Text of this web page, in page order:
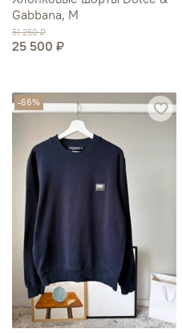
Gabbana, M
51 250 ₽
25 500 ₽
-66%